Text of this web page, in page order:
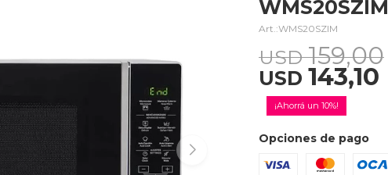
WMS20SZIM
WMS20SZIM
USD 143,10
USD 159,00
10
Opciones de pago